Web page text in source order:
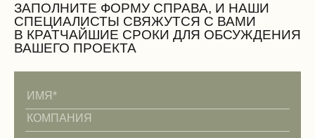
ЗАПОЛНИТЕ ФОРМУ СПРАВА, И НАШИ
СПЕЦИАЛИСТЫ СВЯЖУТСЯ С ВАМИ
В КРАТЧАЙШИЕ СРОКИ ДЛЯ ОБСУЖДЕНИЯ
ВАШЕГО ПРОЕКТА